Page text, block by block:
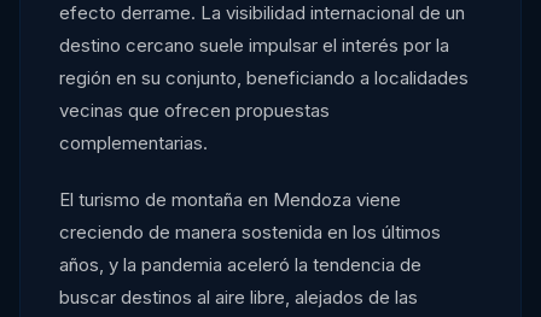
efecto derrame. La visibilidad internacional de un
destino cercano suele impulsar el interés por la
región en su conjunto, beneficiando a localidades
vecinas que ofrecen propuestas
complementarias.
El turismo de montaña en Mendoza viene
creciendo de manera sostenida en los últimos
años, y la pandemia aceleró la tendencia de
buscar destinos al aire libre, alejados de las